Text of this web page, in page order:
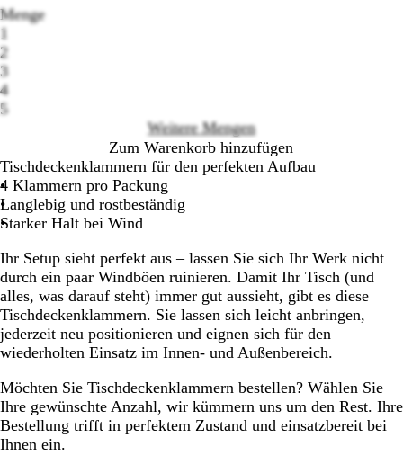
Menge
1
2
3
4
5
Weitere Mengen
Zum Warenkorb hinzufügen
Tischdeckenklammern für den perfekten Aufbau
4 Klammern pro Packung
Langlebig und rostbeständig
Starker Halt bei Wind
Ihr Setup sieht perfekt aus – lassen Sie sich Ihr Werk nicht
durch ein paar Windböen ruinieren. Damit Ihr Tisch (und
alles, was darauf steht) immer gut aussieht, gibt es diese
Tischdeckenklammern. Sie lassen sich leicht anbringen,
jederzeit neu positionieren und eignen sich für den
wiederholten Einsatz im Innen- und Außenbereich.
Möchten Sie Tischdeckenklammern bestellen? Wählen Sie
Ihre gewünschte Anzahl, wir kümmern uns um den Rest. Ihre
Bestellung trifft in perfektem Zustand und einsatzbereit bei
Ihnen ein.